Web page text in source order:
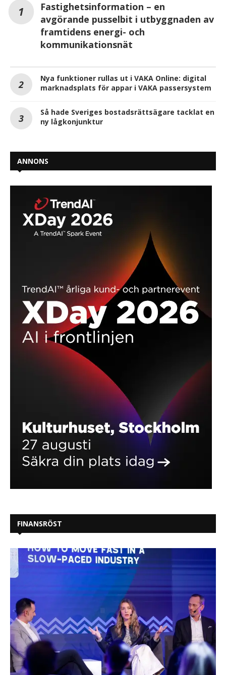
Fastighetsinformation – en
avgörande pusselbit i utbyggnaden av
framtidens energi- och
kommunikationsnät
Nya funktioner rullas ut i VAKA Online: digital
marknadsplats för appar i VAKA passersystem
Så hade Sveriges bostadsrättsägare tacklat en
ny lågkonjunktur
ANNONS
FINANSRÖST